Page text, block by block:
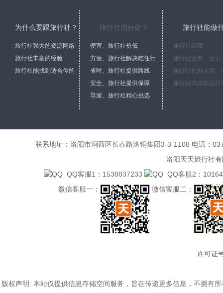
为什么要跟旅行社？
旅行社强大的资源网络
旅行社丰富的经验
旅行社能找到适合你的
旅行社的好处？
便宜、旅行社价低
方便、旅行社解决吃住行
省时、旅行社提供路线
安全、旅行社提供保障
导游、旅行社精心挑选
旅行社能做
旅行社组团
联系地址：洛阳市涧西区长春路洛铜集团3-3-1108 电话：
洛阳天天旅行社
QQ客服1：1538837233
QQ客服2：
微信客服一：
微信客服二：
许可
版权声明: 本站仅提供信息存储空间服务，旨在传递更多信息，不拥有